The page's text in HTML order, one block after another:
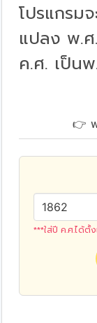
โปรแกรม
แปลง พ.ศ
ค.ศ. เป็น
👉
***ใส่ปี ค.ศ.ได้ตั้